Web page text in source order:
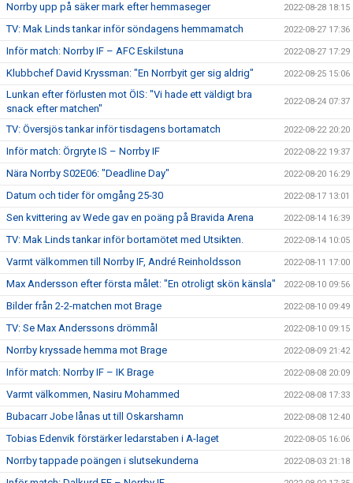
Norrby upp på säker mark efter hemmaseger 2022-08-28 18:15
TV: Mak Linds tankar inför söndagens hemmamatch 2022-08-27 17:36
Inför match: Norrby IF – AFC Eskilstuna 2022-08-27 17:29
Klubbchef David Kryssman: "En Norrbyit ger sig aldrig" 2022-08-25 15:06
Lunkan efter förlusten mot ÖIS: "Vi hade ett väldigt bra
snack efter matchen"
2022-08-24 07:37
TV: Översjös tankar inför tisdagens bortamatch 2022-08-22 20:20
Inför match: Örgryte IS – Norrby IF 2022-08-22 19:37
Nära Norrby S02E06: "Deadline Day" 2022-08-20 16:29
Datum och tider för omgång 25-30 2022-08-17 13:01
Sen kvittering av Wede gav en poäng på Bravida Arena 2022-08-14 16:39
TV: Mak Linds tankar inför bortamötet med Utsikten. 2022-08-14 10:05
Varmt välkommen till Norrby IF, André Reinholdsson 2022-08-11 17:00
Max Andersson efter första målet: "En otroligt skön känsla" 2022-08-10 09:56
Bilder från 2-2-matchen mot Brage 2022-08-10 09:49
TV: Se Max Anderssons drömmål 2022-08-10 09:15
Norrby kryssade hemma mot Brage 2022-08-09 21:42
Inför match: Norrby IF – IK Brage 2022-08-08 20:09
Varmt välkommen, Nasiru Mohammed 2022-08-08 17:33
Bubacarr Jobe lånas ut till Oskarshamn 2022-08-08 12:40
Tobias Edenvik förstärker ledarstaben i A-laget 2022-08-05 16:06
Norrby tappade poängen i slutsekunderna 2022-08-03 21:18